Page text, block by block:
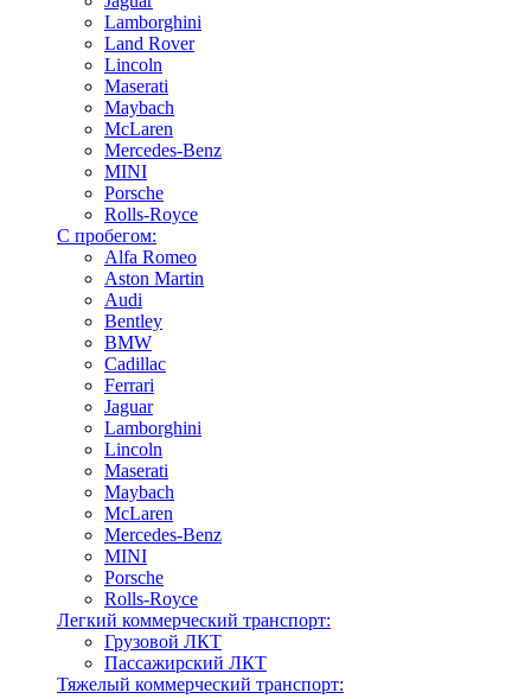
Lamborghini
Land Rover
Lincoln
Maserati
Maybach
McLaren
Mercedes-Benz
MINI
Porsche
Rolls-Royce
С пробегом:
Alfa Romeo
Aston Martin
Audi
Bentley
BMW
Cadillac
Ferrari
Jaguar
Lamborghini
Lincoln
Maserati
Maybach
McLaren
Mercedes-Benz
MINI
Porsche
Rolls-Royce
Легкий коммерческий транспорт:
Грузовой ЛКТ
Пассажирский ЛКТ
Тяжелый коммерческий транспорт: